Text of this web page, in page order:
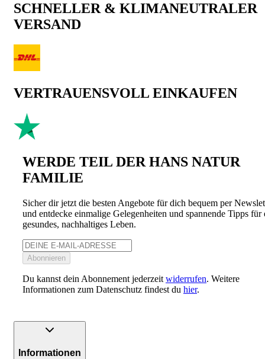
SCHNELLER & KLIMANEUTRALER
VERSAND
VERTRAUENSVOLL EINKAUFEN
WERDE TEIL DER HANS NATUR
FAMILIE
Sicher dir jetzt die besten Angebote für dich bequem per
und entdecke einmalige Gelegenheiten und spannende Tipps für
gesundes, nachhaltiges Leben.
Abonnieren
Du kannst dein Abonnement jederzeit widerrufen. Weitere
Informationen zum Datenschutz findest du hier.
Informationen